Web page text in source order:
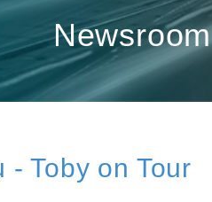
Newsroom
- Toby on Tour